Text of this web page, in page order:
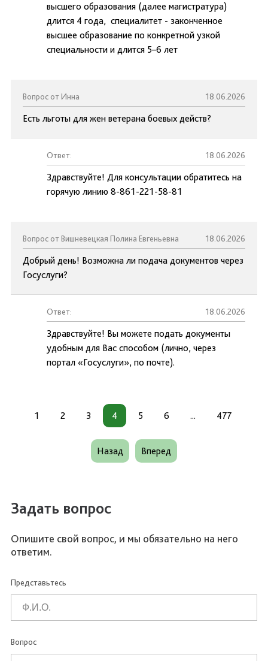
высшего образования (далее магистратура)
длится 4 года, специалитет - законченное
высшее образование по конкретной узкой
специальности и длится 5–6 лет
Вопрос от Инна 18.06.2026
Есть льготы для жен ветерана боевых действ?
Ответ: 18.06.2026
Здравствуйте! Для консультации обратитесь на
горячую линию 8-861-221-58-81
Вопрос от Вишневецкая Полина Евгеньевна 18.06.2026
Добрый день! Возможна ли подача документов через
Госуслуги?
Ответ: 18.06.2026
Здравствуйте! Вы можете подать документы
удобным для Вас способом (лично, через
портал «Госуслуги», по почте).
1 2 3 4 5 6 ... 477
Назад Вперед
Задать вопрос
Опишите свой вопрос, и мы обязательно на него
ответим.
Представьтесь
Вопрос